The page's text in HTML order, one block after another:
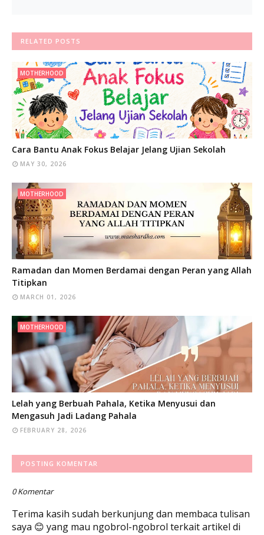
RELATED POSTS
MOTHERHOOD
Cara Bantu Anak Fokus Belajar Jelang Ujian Sekolah
MAY 30, 2026
MOTHERHOOD
Ramadan dan Momen Berdamai dengan Peran yang Allah
Titipkan
MARCH 01, 2026
MOTHERHOOD
Lelah yang Berbuah Pahala, Ketika Menyusui dan
Mengasuh Jadi Ladang Pahala
FEBRUARY 28, 2026
POSTING KOMENTAR
0 Komentar
Terima kasih sudah berkunjung dan membaca tulisan
saya 😊 yang mau ngobrol-ngobrol terkait artikel di